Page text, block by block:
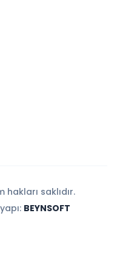
saklıdır.
BEYNSOFT